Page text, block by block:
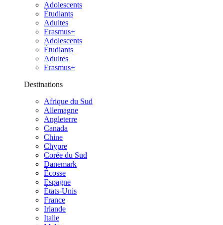
Adolescents
Étudiants
Adultes
Erasmus+
Adolescents
Étudiants
Adultes
Erasmus+
Destinations
Afrique du Sud
Allemagne
Angleterre
Canada
Chine
Chypre
Corée du Sud
Danemark
Écosse
Espagne
États-Unis
France
Irlande
Italie